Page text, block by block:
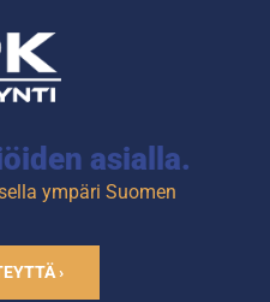
asialla.
ympäri Suomen
›